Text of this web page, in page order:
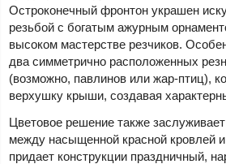
Остроконечный фронтон украшен
резьбой с богатым ажурным
высоком мастерстве резчиков.
два симметрично расположенных
(возможно, павлинов или жар-птиц),
верхушку крыши, создавая
Цветовое решение также
между насыщенной красной кровлей
придает конструкции праздничный,